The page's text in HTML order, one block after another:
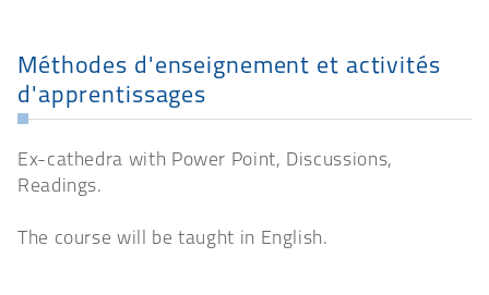
Méthodes d'enseignement et activités
d'apprentissages
Ex-cathedra with Power Point, Discussions,
Readings.
The course will be taught in English.